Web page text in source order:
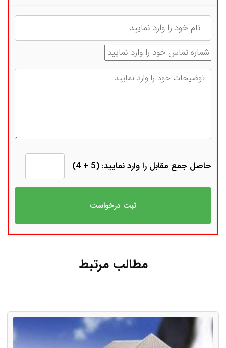
نام
شماره تماس
توضیحات
حاصل جمع مقابل را وارد نمایید: (5 + 4)
مطالب مرتبط